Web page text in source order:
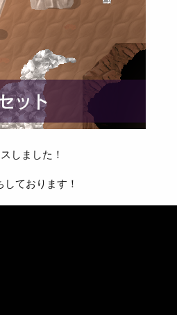
しました！
ております！